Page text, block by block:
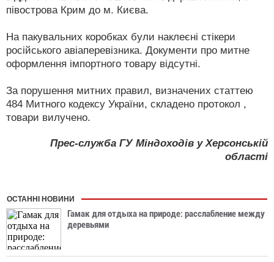
півострова Крим до м. Києва.
На пакувальних коробках були наклеєні стікери
російського авіаперевізника. Документи про митне
оформлення імпортного товару відсутні.
За порушення митних правил, визначених статтею
484 Митного кодексу України, складено протокол ,
товари вилучено.
Прес-служба ГУ Міндоходів у Херсонській
області
ОСТАННІ НОВИНИ
Гамак для отдыха на природе: расслабление между
деревьями